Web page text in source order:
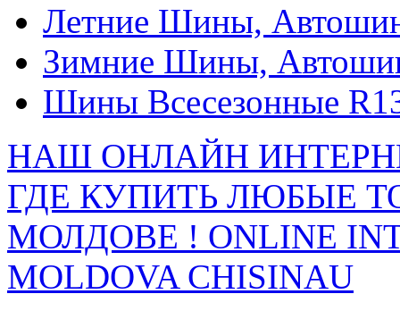
Летние Шины,
Зимние Шины,
Шины Всесезонные
НАШ ОНЛАЙН
ГДЕ КУПИТЬ ЛЮБЫЕ
МОЛДОВЕ ! ONLINE
MOLDOVA CHISINAU